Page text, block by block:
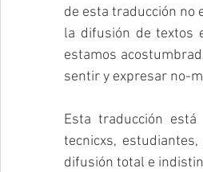
de esta traducción no
la difusión de textos
estamos
sentir y expresar no-
Esta traducción
tecnicxs,
difusión total e